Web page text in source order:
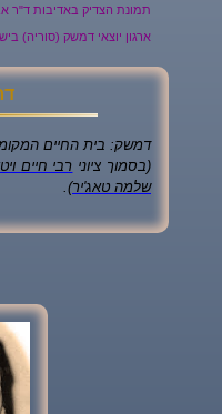
תמונת הצדיק באדיבות ד"ר
ארגון יוצאי דמשק (סוריה)
דמשק: בית החיים
(בסמוך ציוני רבי חיים
שלמה טאג'יר).